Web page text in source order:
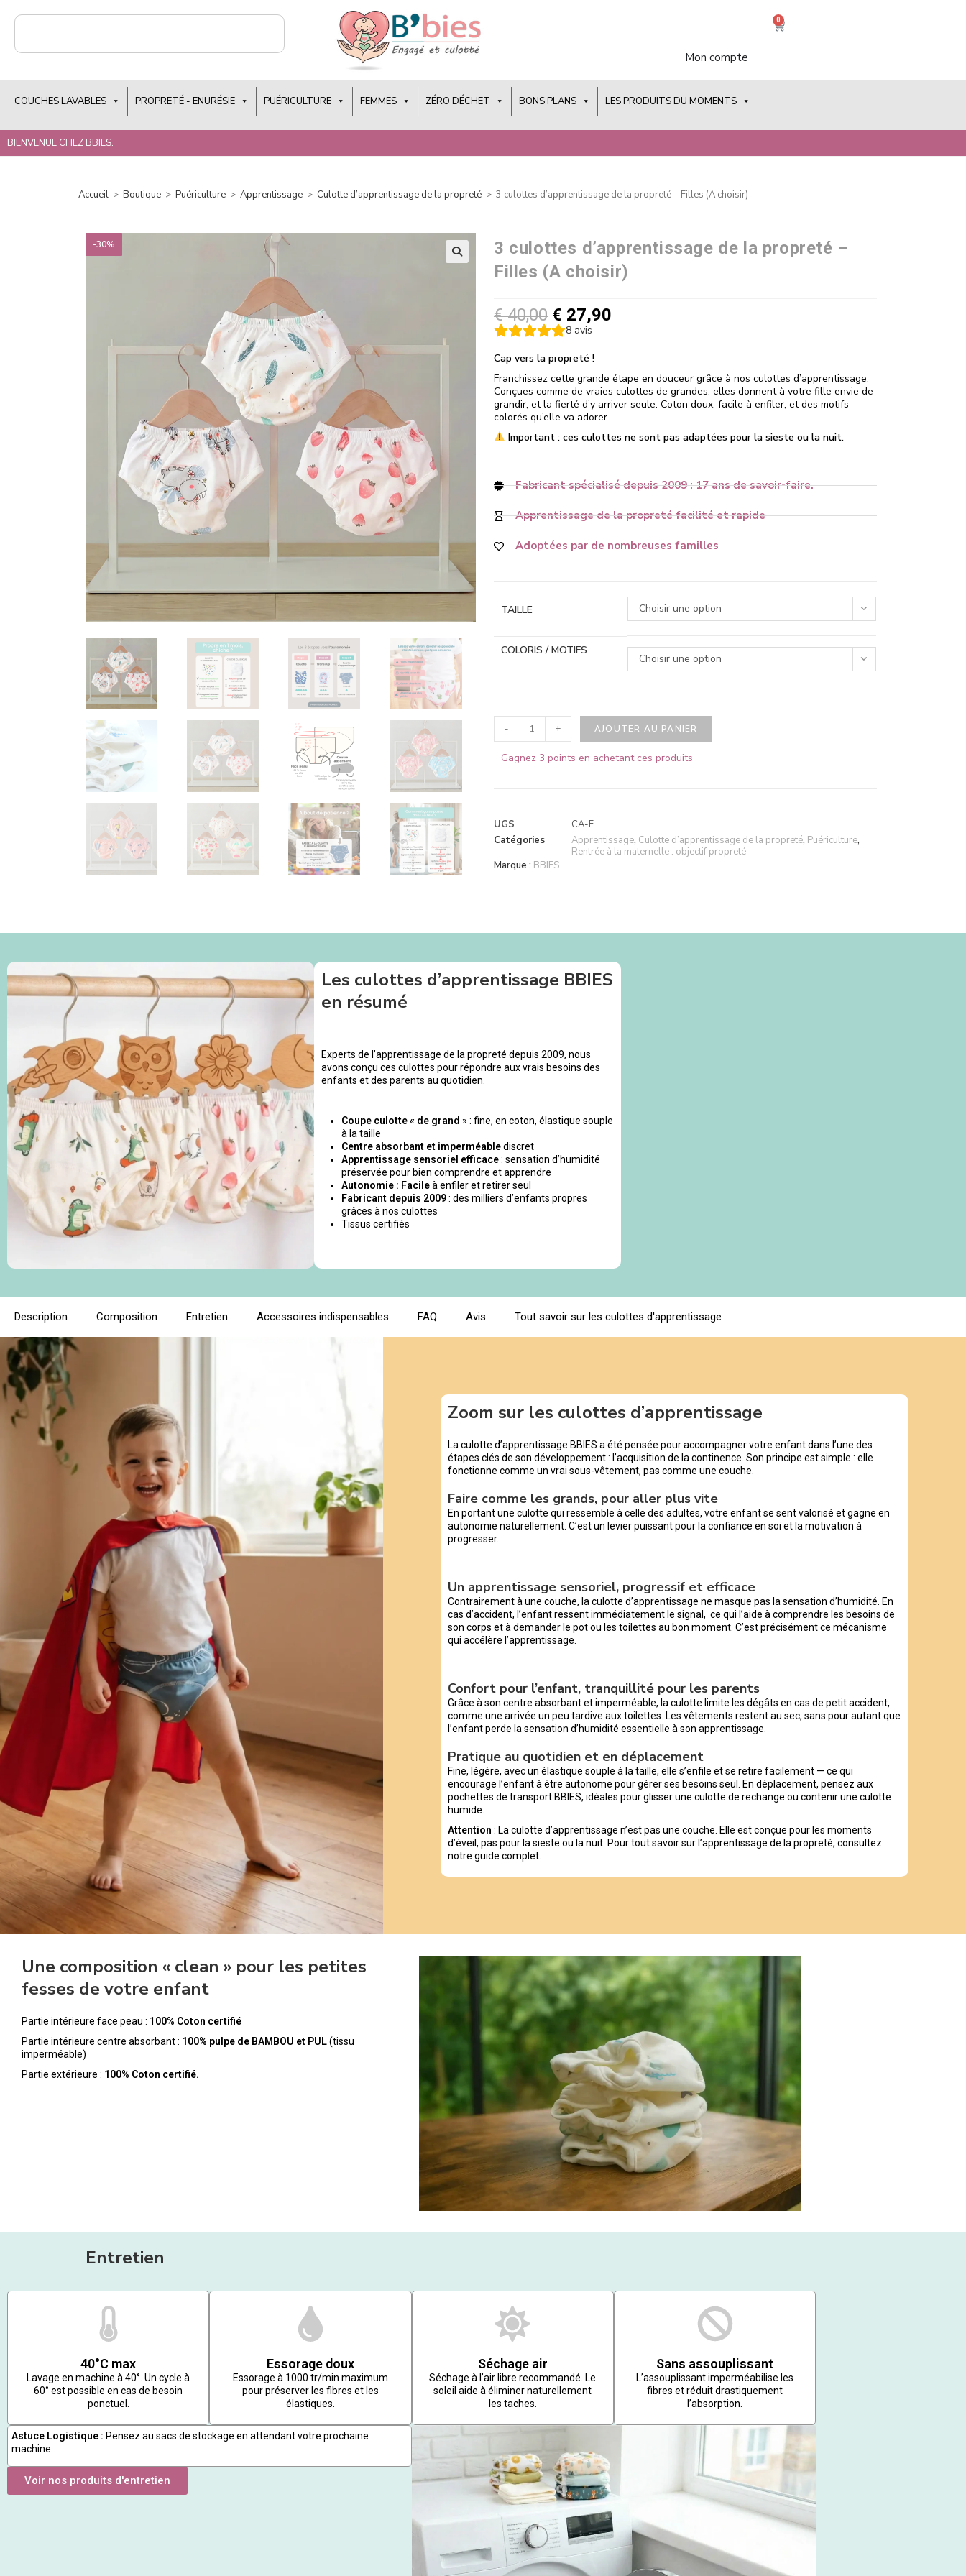
Mon compte
0
COUCHES LAVABLES PROPRETÉ - ENURÉSIE PUÉRICULTURE FEMMES ZÉRO DÉCHET BONS PLANS LES PRODUITS DU MOMENTS
BIENVENUE CHEZ BBIES.
Accueil > Boutique > Puériculture > Apprentissage > Culotte d’apprentissage de la propreté > 3 culottes d’apprentissage de la propreté – Filles (A choisir)
-30%
3 culottes d’apprentissage de la propreté –
Filles (A choisir)
€40,00 € 27,90
8avis
Cap vers la propreté !
Franchissez cette grande étape en douceur grâce à nos culottes d’apprentissage.
Conçues comme de vraies culottes de grandes, elles donnent à votre fille envie de
grandir, et la fierté d’y arriver seule. Coton doux, facile à enfiler, et des motifs
colorés qu’elle va adorer.
Important : ces culottes ne sont pas adaptées pour la sieste ou la nuit.
Fabricant spécialisé depuis 2009 : 17 ans de savoir-faire.
Apprentissage de la propreté facilité et rapide
Adoptées par de nombreuses familles
TAILLE Choisir une option
COLORIS / MOTIFS
Choisir une option
- + AJOUTER AU PANIER
Gagnez 3 points en achetant ces produits
UGS
CA-F
Catégories
Apprentissage, Culotte d’apprentissage de la propreté, Puériculture,
Rentrée à la maternelle : objectif propreté
Marque : BBIES
Les culottes d’apprentissage BBIES
en résumé
Experts de l’apprentissage de la propreté depuis 2009, nous
avons conçu ces culottes pour répondre aux vrais besoins des
enfants et des parents au quotidien.
Coupe culotte « de grand » : fine, en coton, élastique souple
à la taille
Centre absorbant et imperméablediscret
Apprentissage sensoriel efficace: sensation d’humidité
préservée pour bien comprendre et apprendre
Autonomie : Facileà enfiler et retirer seul
Fabricant depuis 2009: des milliers d’enfants propres
grâces à nos culottes
Tissus certifiés
Description Composition Entretien Accessoires indispensables FAQ Avis Tout savoir sur les culottes d'apprentissage
Zoom sur les culottes d’apprentissage
La culotte d’apprentissage BBIES a été pensée pour accompagner votre enfant dans l’une des
étapes clés de son développement : l’acquisition de la continence. Son principe est simple : elle
fonctionne comme un vrai sous-vêtement, pas comme une couche.
Faire comme les grands, pour aller plus vite
En portant une culotte qui ressemble à celle des adultes, votre enfant se sent valorisé et gagne en
autonomie naturellement. C’est un levier puissant pour la confiance en soi et la motivation à
progresser.
Un apprentissage sensoriel, progressif et efficace
Contrairement à une couche, la culotte d’apprentissage ne masque pas la sensation d’humidité. En
cas d’accident, l’enfant ressent immédiatement le signal, ce qui l’aide à comprendre les besoins de
son corps et à demander le pot ou les toilettes au bon moment. C’est précisément ce mécanisme
qui accélère l’apprentissage.
Confort pour l’enfant, tranquillité pour les parents
Grâce à son centre absorbant et imperméable, la culotte limite les dégâts en cas de petit accident,
comme une arrivée un peu tardive aux toilettes. Les vêtements restent au sec, sans pour autant que
l’enfant perde la sensation d’humidité essentielle à son apprentissage.
Pratique au quotidien et en déplacement
Fine, légère, avec un élastique souple à la taille, elle s’enfile et se retire facilement — ce qui
encourage l’enfant à être autonome pour gérer ses besoins seul. En déplacement, pensez aux
pochettes de transport BBIES, idéales pour glisser une culotte de rechange ou contenir une culotte
humide.
Attention : La culotte d’apprentissage n’est pas une couche. Elle est conçue pour les moments
d’éveil, pas pour la sieste ou la nuit. Pour tout savoir sur l’apprentissage de la propreté, consultez
notre guide complet.
Une composition « clean » pour les petites
fesses de votre enfant
Partie intérieure face peau : 1 00% Coton certifié
Partie intérieure centre absorbant : 100% pulpe de BAMBOU et PUL(tissu
imperméable)
Partie extérieure : 100% Coton certifié.
Entretien
40°C max
Lavage en machine à 40°. Un cycle à
60° est possible en cas de besoin
ponctuel.
Essorage doux
Essorage à 1000 tr/min maximum
pour préserver les fibres et les
élastiques.
Séchage air
Séchage à l’air libre recommandé. Le
soleil aide à éliminer naturellement
les taches.
Sans assouplissant
L’assouplissant imperméabilise les
fibres et réduit drastiquement
l’absorption.
Astuce Logistique : Pensez au sacs de stockage en attendant votre prochaine
machine.
Voir nos produits d'entretien